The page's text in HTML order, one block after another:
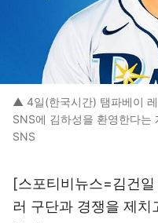
▲ 4일(한국시간) 탬파베이
SNS에 김하성을 환영한다
SNS
[스포티비뉴스=김건
러 구단과 경쟁을 제치